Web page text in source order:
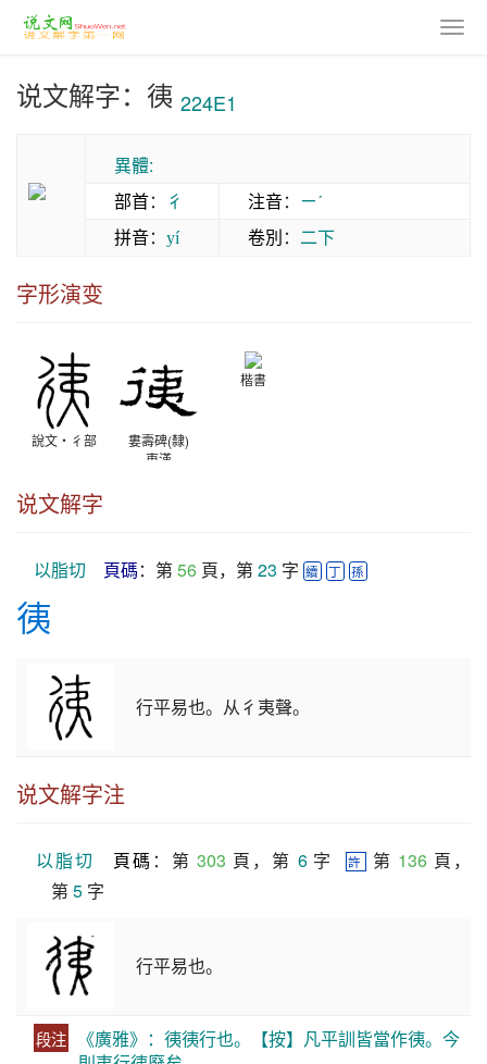
说文解字：𢓡 224E1
異體:
部首： 彳 注音： ㄧˊ
拼音： yí 卷別： 二下
字形演变
說文‧彳部
婁壽碑(隸)
東漢
楷書
说文解字
以脂切 頁碼：第 56 頁，第 23 字 續 丁 孫
𢓡
行平易也。从彳夷聲。
说文解字注
以脂切 頁碼 ：第 303 頁，第 6 字 許 第 136 頁，
第 5 字
行平易也。
段注
《廣雅》：𢓡𢓡行也。【按】凡平訓皆當作𢓡。今